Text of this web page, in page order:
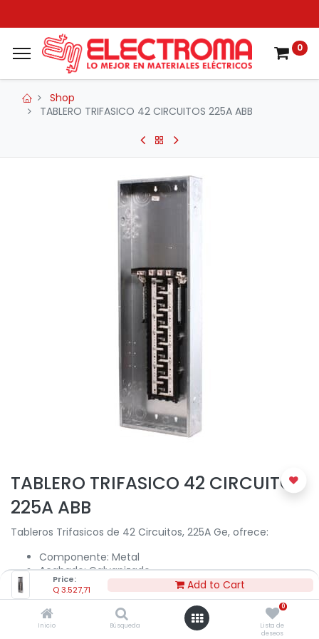
Price:
Q3.527,71 Add to Cart
Inicio Búsqueda
0
Lista de
deseos
0
Shop
TABLERO TRIFASICO 42 CIRCUITOS 225A ABB
TABLERO TRIFASICO 42 CIRCUITOS
225A ABB
Tableros Trifasicos de 42 Circuitos, 225A Ge, ofrece:
Componente: Metal
Acabado: Galvanizado
Amperaje: 225
Voltaje entrada: 208
Voltaje salida: 120
Tipo: Estándar